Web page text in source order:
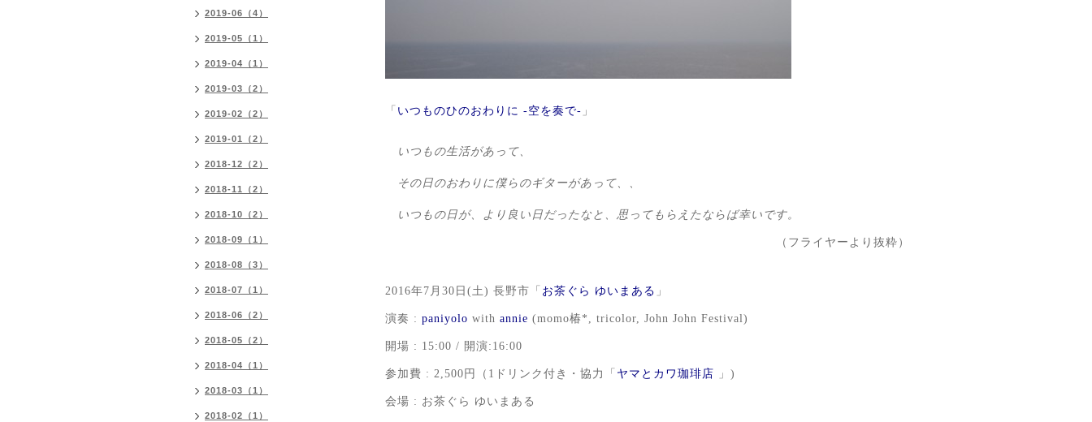
「 いつものひのおわりに -空を奏で- 」
いつもの生活があって、
その日のおわりに僕らのギターがあって、、
いつもの日が、より良い日だったなと、思ってもらえたならば幸いです。
（フライヤーより抜粋）
2016年7月30日(土) 長野市「 お茶ぐら ゆいまある 」
演奏 : paniyolo with annie (momo椿*, tricolor, John John Festival)
開場 : 15:00 / 開演:16:00
参加費 : 2,500円（1ドリンク付き・協力「 ヤマとカワ珈琲店 」)
会場 : お茶ぐら ゆいまある
2019-06（4）
2019-05（1）
2019-04（1）
2019-03（2）
2019-02（2）
2019-01（2）
2018-12（2）
2018-11（2）
2018-10（2）
2018-09（1）
2018-08（3）
2018-07（1）
2018-06（2）
2018-05（2）
2018-04（1）
2018-03（1）
2018-02（1）